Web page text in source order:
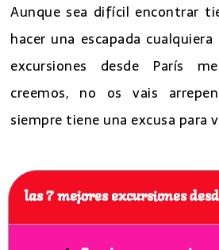
Aunque sea difícil encontrar
hacer una escapada
excursiones desde París
creemos, no os vais
siempre tiene una excusa para
las 7 mejores excursiones